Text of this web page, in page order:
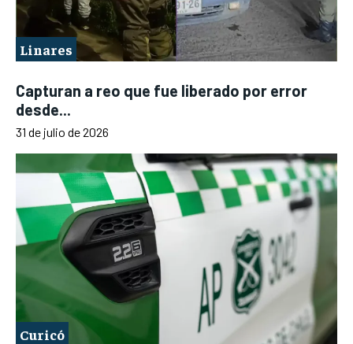
Linares
Capturan a reo que fue liberado por error
desde...
31 de julio de 2026
Curicó